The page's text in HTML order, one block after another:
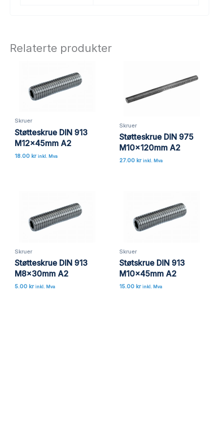
Relaterte produkter
Skruer
Støtteskrue DIN 913
M12x45mm A2
18.00 kr inkl. Mva
Skruer
Støtteskrue DIN 975
M10x120mm A2
27.00 kr inkl. Mva
Skruer
Støtteskrue DIN 913
M8x30mm A2
5.00 kr inkl. Mva
Skruer
Støtskrue DIN 913
M10x45mm A2
15.00 kr inkl. Mva